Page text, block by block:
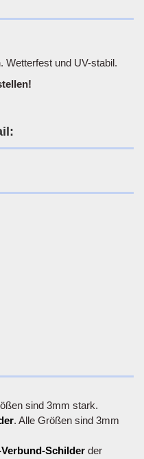
Wetterfest und UV-stabil.
sind 3mm stark.
. Alle Größen sind 3mm
Schilder der